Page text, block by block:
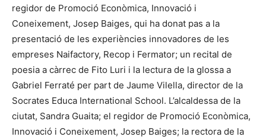
regidor de Promoció Econòmica, Innovació i
Coneixement, Josep Baiges, qui ha donat pas a la
presentació de les experiències innovadores de les
empreses Naifactory, Recop i Fermator; un recital de
poesia a càrrec de Fito Luri i la lectura de la glossa a
Gabriel Ferraté per part de Jaume Vilella, director de la
Socrates Educa International School. L’alcaldessa de la
ciutat, Sandra Guaita; el regidor de Promoció Econòmica,
Innovació i Coneixement, Josep Baiges; la rectora de la